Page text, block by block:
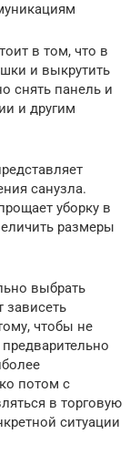
в том, что в
и выкрутить
снять панель и
и другим
санузла.
уборку в
размеры
выбрать
зависеть
чтобы не
потом с
в торговую
ситуации